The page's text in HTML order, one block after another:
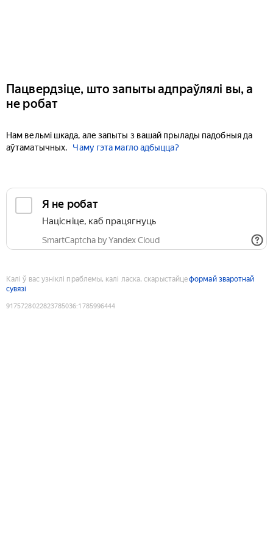
Пацвердзіце, што запыты адпраўлялі вы, а
не робат
Нам вельмі шкада, але запыты з вашай прылады падобныя да
аўтаматычных.
Чаму гэта магло адбыцца?
Я не робат
Націсніце, каб працягнуць
SmartCaptcha by Yandex Cloud
Калі ў вас узніклі праблемы, калі ласка, скарыстайцеформай зваротнай
сувязі
9175728022823785036:1785996444